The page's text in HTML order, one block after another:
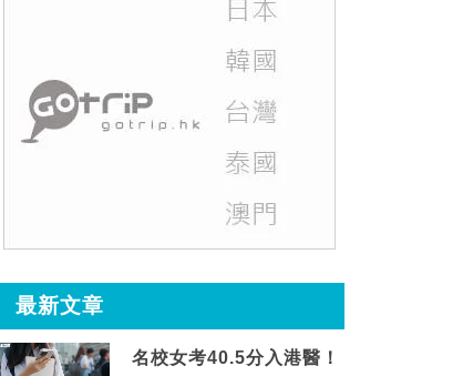
最新文章
名校女考40.5分入港醫！